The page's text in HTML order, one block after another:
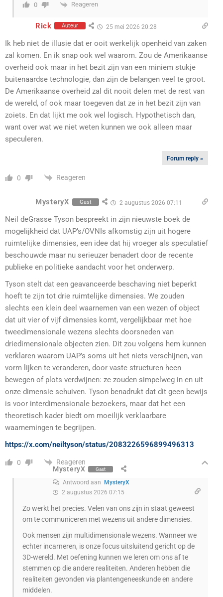
0 Reageren
Rick Auteur 25 mei 2026 20:28
Ik heb niet de illusie dat er ooit werkelijk openheid van zaken
zal komen. En ik snap ook wel waarom. Zou de Amerikaanse
overheid ook maar in het bezit zijn van een miniem stukje
buitenaardse technologie, dan zijn de belangen veel te groot.
De Amerikaanse overheid zal dit nooit delen met de rest van
de wereld, of ook maar toegeven dat ze in het bezit zijn van
zoiets. En dat lijkt me ook wel logisch. Hypothetisch dan,
want over wat we niet weten kunnen we ook alleen maar
speculeren.
Forum reply »
0 Reageren
MysteryX Gast 2 augustus 2026 07:11
Neil deGrasse Tyson bespreekt in zijn nieuwste boek de
mogelijkheid dat UAP’s/OVNIs afkomstig zijn uit hogere
ruimtelijke dimensies, een idee dat hij vroeger als speculatief
beschouwde maar nu serieuzer benadert door de recente
publieke en politieke aandacht voor het onderwerp.
Tyson stelt dat een geavanceerde beschaving niet beperkt
hoeft te zijn tot drie ruimtelijke dimensies. We zouden
slechts een klein deel waarnemen van een wezen of object
dat uit vier of vijf dimensies komt, vergelijkbaar met hoe
tweedimensionale wezens slechts doorsneden van
driedimensionale objecten zien. Dit zou volgens hem kunnen
verklaren waarom UAP’s soms uit het niets verschijnen, van
vorm lijken te veranderen, door vaste structuren heen
bewegen of plots verdwijnen: ze zouden simpelweg in en uit
onze dimensie schuiven. Tyson benadrukt dat dit geen bewijs
is voor interdimensionale bezoekers, maar dat het een
theoretisch kader biedt om moeilijk verklaarbare
waarnemingen te begrijpen.
https://x.com/neiltyson/status/2083226596899496313
0
Reageren
MysteryX
Gast
Antwoord aan
MysteryX
2 augustus 2026 07:15
Zo werkt het precies. Velen van ons zijn in staat geweest
om te communiceren met wezens uit andere dimensies.
Ook mensen zijn multidimensionale wezens. Wanneer we
echter incarneren, is onze focus uitsluitend gericht op de
3D-wereld. Met oefening kunnen we leren om ons af te
stemmen op die andere realiteiten. Anderen hebben die
realiteiten gevonden via plantengeneeskunde en andere
middelen.